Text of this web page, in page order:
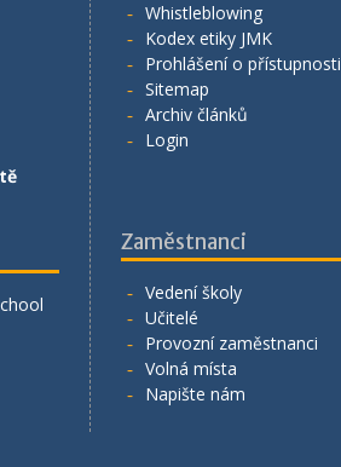
Whistleblowing
Kodex etiky JMK
Prohlášení o přístupnosti
Sitemap
Archiv článků
Login
Zaměstnanci
Vedení školy
Učitelé
Provozní zaměstnanci
Volná místa
Napište nám